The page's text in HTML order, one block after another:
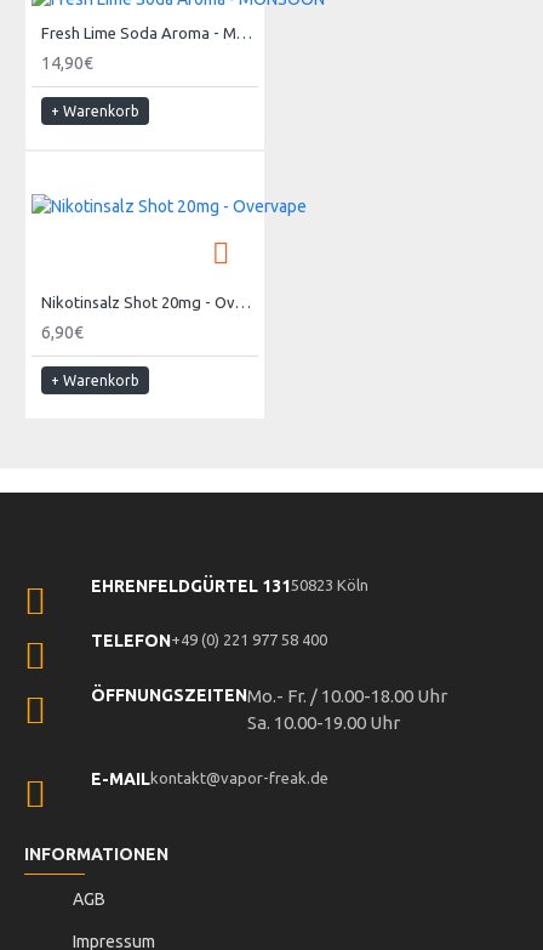
Fresh Lime Soda Aroma - MONSOON
14,90€
+ Warenkorb
Nikotinsalz Shot 20mg - Overvape
6,90€
+ Warenkorb
EHRENFELDGÜRTEL 13150823 Köln
TELEFON+49 (0) 221 977 58 400
ÖFFNUNGSZEITENMo.- Fr. / 10.00-18.00 Uhr
Sa. 10.00-19.00 Uhr
E-MAILkontakt@vapor-freak.de
INFORMATIONEN
AGB
Impressum